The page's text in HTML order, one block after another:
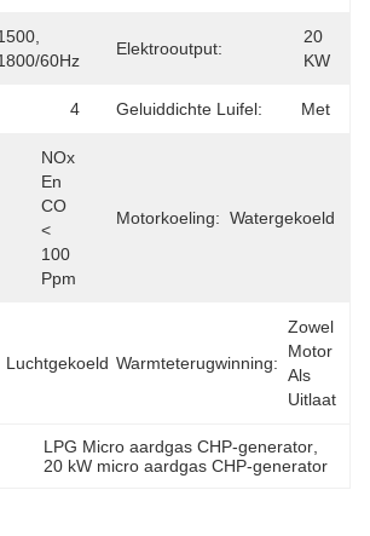
60Hz
Elektrooutput:
20
KW
4 Geluiddichte Luifel: Met
NOx
En
CO
<
100
Ppm
Motorkoeling: Watergekoeld
Luchtgekoeld Warmteterugwinning:
Zowel
Motor
Als
Uitlaat
LPG Micro aardgas CHP-generator
20 kW micro aardgas CHP-generator